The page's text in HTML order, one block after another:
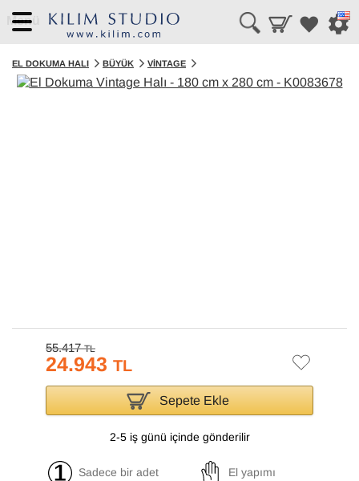
Menü
EL DOKUMA HALI BÜYÜK VINTAGE
55.417TL
24.943 TL
Sepete Ekle
2-5 iş günü içinde gönderilir
Sadece bir adet El yapımı